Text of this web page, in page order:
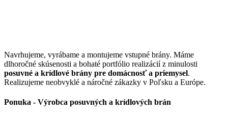
Navrhujeme, vyrábame a montujeme vstupné brány. Máme
dlhoročné skúsenosti a bohaté portfólio realizácií z minulosti
posuvné a krídlové brány pre domácnosť a priemysel.
Realizujeme neobvyklé a náročné zákazky v Poľsku a Európe.
Ponuka - Výrobca posuvných a krídlových brán